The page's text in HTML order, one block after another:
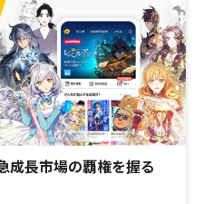
成長市場の覇権を握る